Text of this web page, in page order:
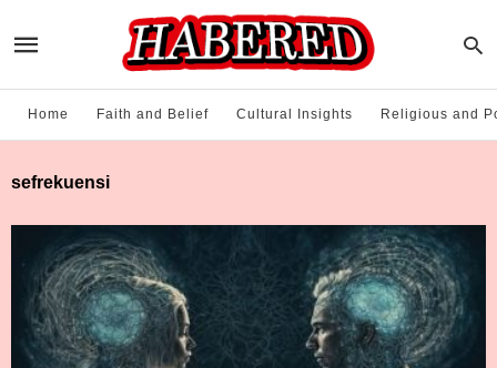
Home Faith and Belief Cultural Insights Religious and
sefrekuensi